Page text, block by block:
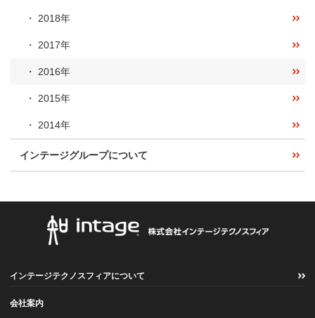
2018年
2017年
2016年
2015年
2014年
インテージグループについて
インテージテクノスフィアについて
会社案内